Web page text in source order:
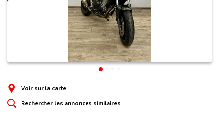
Voir sur la carte
Rechercher les annonces similaires